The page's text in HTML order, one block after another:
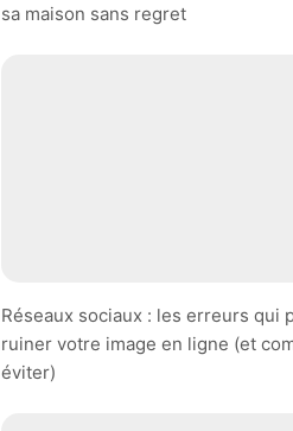
sa maison sans regret
Réseaux sociaux : les erreurs qui
ruiner votre image en ligne (et
éviter)